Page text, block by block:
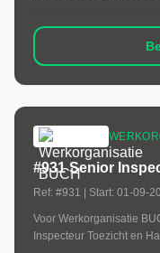
#931 Senior
Ref: #931 | Start: 01-09-
Voor Werkorganisatie
Inspecteur Toezicht en